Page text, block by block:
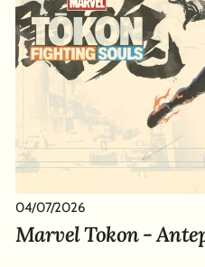
04/07/2026
Marvel Tokon -